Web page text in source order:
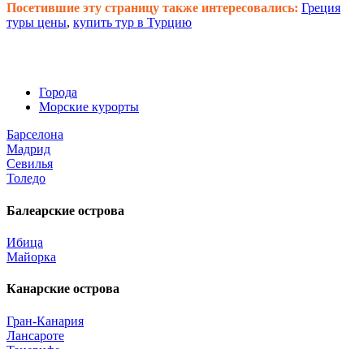
Посетившие эту страницу также интересовались: Греция
туры цены, купить тур в Турцию
Города
Морские курорты
Барселона
Мадрид
Севилья
Толедо
Балеарские острова
Ибица
Майорка
Канарские острова
Гран-Канария
Лансароте